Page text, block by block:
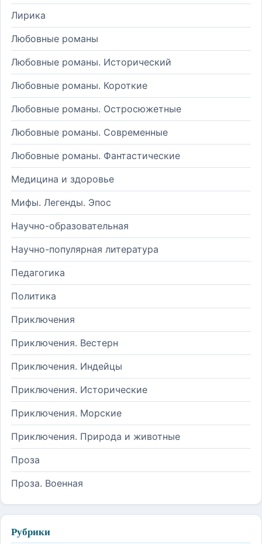
Лирика
Любовные романы
Любовные романы. Исторический
Любовные романы. Короткие
Любовные романы. Остросюжетные
Любовные романы. Современные
Любовные романы. Фантастические
Медицина и здоровье
Мифы. Легенды. Эпос
Научно-образовательная
Научно-популярная литература
Педагогика
Политика
Приключения
Приключения. Вестерн
Приключения. Индейцы
Приключения. Исторические
Приключения. Морские
Приключения. Природа и животные
Проза
Проза. Военная
Рубрики